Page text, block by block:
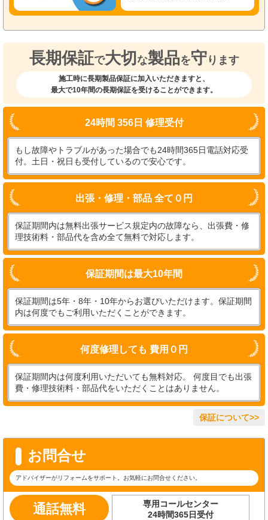
長期保証で大切 な製品を守 ります
施工時に長期製品保証に加入いただきますと、
最大で10年間の長期保証を受けることができます。
24時間 356日 修理受付
もし故障やトラブルがあった場合でも24時間365日電話対応受
付。土日・祝日も受付しているので安心です。
出張・修理・部品 全て０円
保証期間内は無料出張サービス規定内の故障なら、出張費・修
理技術料・部品代を含め全て無料で対応します。
保証期間は最大10年間
保証期間は5年・8年・10年からお選びいただけます。保証期間
内は何度でもご利用いただくことができます。
何度修理しても 費用０円
保証期間内は何度利用いただいても無料対応。 何度目でも出張
費・修理技術料・部品代をいただくことはありません。
保証について>>
お問合せ
アドバイザーがリフォームをサポート。お気軽にお問合せください。
通話無料
専用コールセンター
24時間365日受付